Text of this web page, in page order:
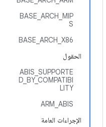
BASE_ARCH_MIP
S
BASE_ARCH_X86
الحقول
ABIS_SUPPORTE
D_BY_COMPATIBI
LITY
ARM_ABIS
الإجراءات العامة